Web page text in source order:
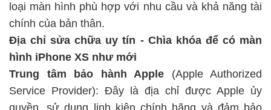
loại màn hình phù hợp với nhu cầu và khả năng tài
chính của bản thân.
Địa chỉ sửa chữa uy tín - Chìa khóa để có màn
hình iPhone XS như mới
Trung tâm bảo hành Apple
(Apple Authorized
Service Provider): Đây là địa chỉ được Apple ủy